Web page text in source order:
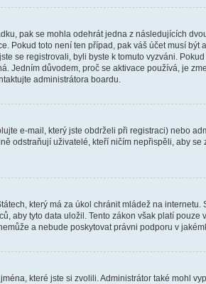
pak se mohla odehrát jedna z následujících
Pokud toto není ten případ, pak váš účet musí
se registrovali, byli byste k tomuto vyzváni.
Jedním důvodem, proč se aktivace používá, je
administrátora boardu.
e-mail, který jste obdrželi při registraci) nebo
odstraňují uživatelé, kteří ničím nepřispěli, aby
který má za úkol chránit mládež na
aby tyto data uložil. Tento zákon však platí
a nebude poskytovat právni podporu v
které jste si zvolili. Administrátor také mohl